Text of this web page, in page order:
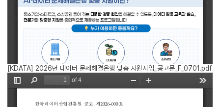
[KDATA] 2026년 데이터 문제해결은행 맞춤 지원사업_공고문_F_0701.pdf